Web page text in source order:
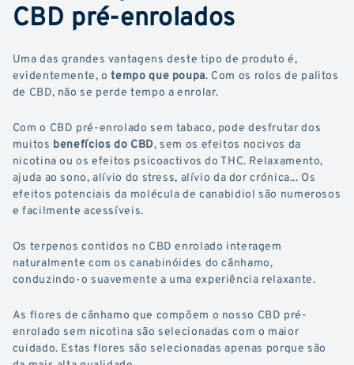
CBD pré-enrolados
Uma das grandes vantagens deste tipo de produto é,
evidentemente, otempo que poupa. Com os rolos de palitos
de CBD, não se perde tempo a enrolar.
Com o CBD pré-enrolado sem tabaco, pode desfrutar dos
muitos benefícios do CBD, sem os efeitos nocivos da
nicotina ou os efeitos psicoactivos do THC. Relaxamento,
ajuda ao sono, alívio do stress, alívio da dor crónica... Os
efeitos potenciais da molécula de canabidiol são numerosos
e facilmente acessíveis.
Os terpenos contidos no CBD enrolado interagem
naturalmente com os canabinóides do cânhamo,
conduzindo-o suavemente a uma experiência relaxante.
As flores de cânhamo que compõem o nosso CBD pré-
enrolado sem nicotina são selecionadas com o maior
cuidado. Estas flores são selecionadas apenas porque são